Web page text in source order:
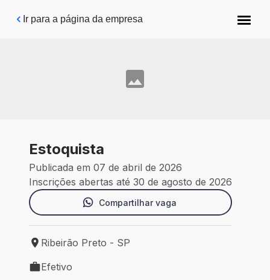
Pular para o conteúdo principal
Ir para a página da empresa
Estoquista
Publicada em 07 de abril de 2026
Inscrições abertas até 30 de agosto de 2026
Compartilhar vaga
Local de trabalho: Ribeirão Preto - SP
Ribeirão Preto - SP
Tipo de vaga: Efetivo
Efetivo